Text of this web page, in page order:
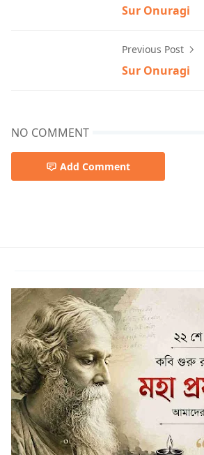
Sur Onuragi
Previous Post
Sur Onuragi
NO COMMENT
Add Comment